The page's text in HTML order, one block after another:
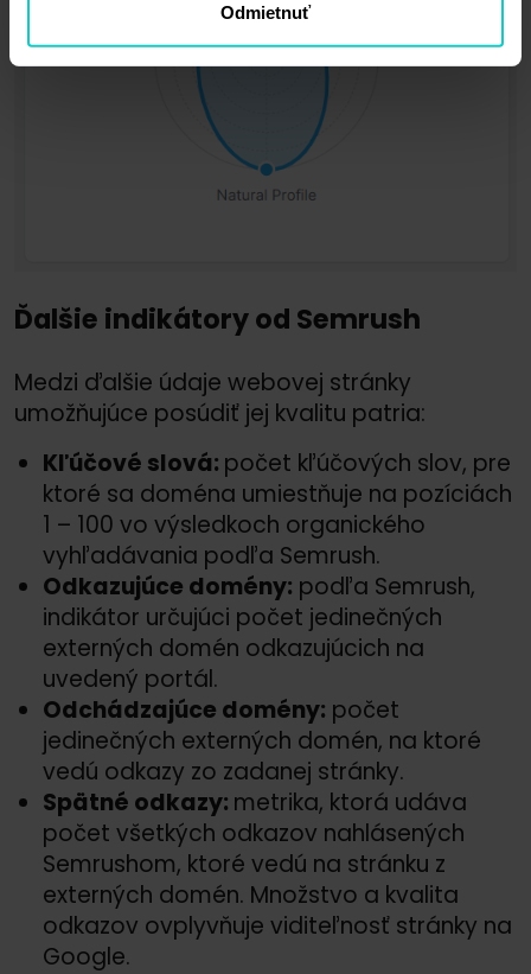
Odmietnuť
Ďalšie indikátory od Semrush
Medzi ďalšie údaje webovej stránky
umožňujúce posúdiť jej kvalitu patria:
Kľúčové slová: počet kľúčových slov, pre
ktoré sa doména umiestňuje na pozíciách
1 – 100 vo výsledkoch organického
vyhľadávania podľa Semrush.
Odkazujúce domény: podľa Semrush,
indikátor určujúci počet jedinečných
externých domén odkazujúcich na
uvedený portál.
Odchádzajúce domény: počet
jedinečných externých domén, na ktoré
vedú odkazy zo zadanej stránky.
Spätné odkazy: metrika, ktorá udáva
počet všetkých odkazov nahlásených
Semrushom, ktoré vedú na stránku z
externých domén. Množstvo a kvalita
odkazov ovplyvňuje viditeľnosť stránky na
Google.